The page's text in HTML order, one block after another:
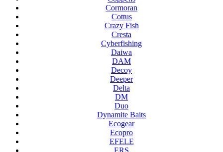
Cormoran
Cottus
Crazy Fish
Cresta
Cyberfishing
Daiwa
DAM
Decoy
Deeper
Delta
DM
Duo
Dynamite Baits
Ecogear
Ecopro
EFELE